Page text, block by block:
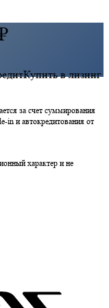
Купить в лизинг
за счет суммирования
in и автокредитования от
характер и не